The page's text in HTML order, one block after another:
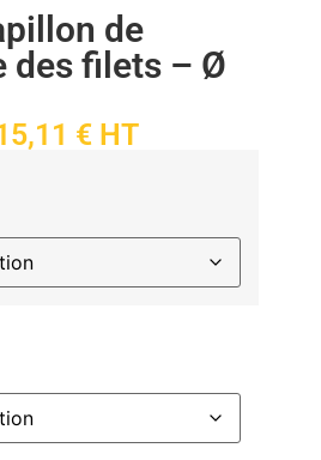
de
des filets – Ø
€ HT